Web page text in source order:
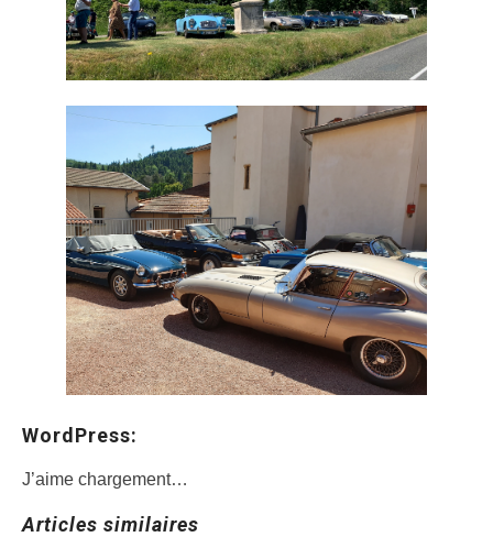
WordPress:
J’aime chargement…
Articles similaires